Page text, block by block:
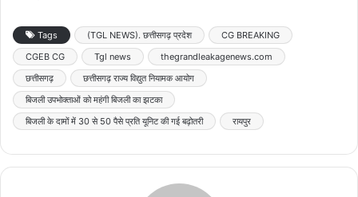
Tags (TGL NEWS). छत्तीसगढ़ प्रदेश
CG BREAKING
CGEB CG
Tgl news
thegrandleakagenews.com
छत्तीसगढ़
छत्तीसगढ़ राज्य विद्युत नियामक आयोग
बिजली उपभोक्ताओं को महंगी बिजली का झटका
बिजली के दामों में 30 से 50 पैसे प्रति यूनिट की गई बढ़ोतरी
रायपुर